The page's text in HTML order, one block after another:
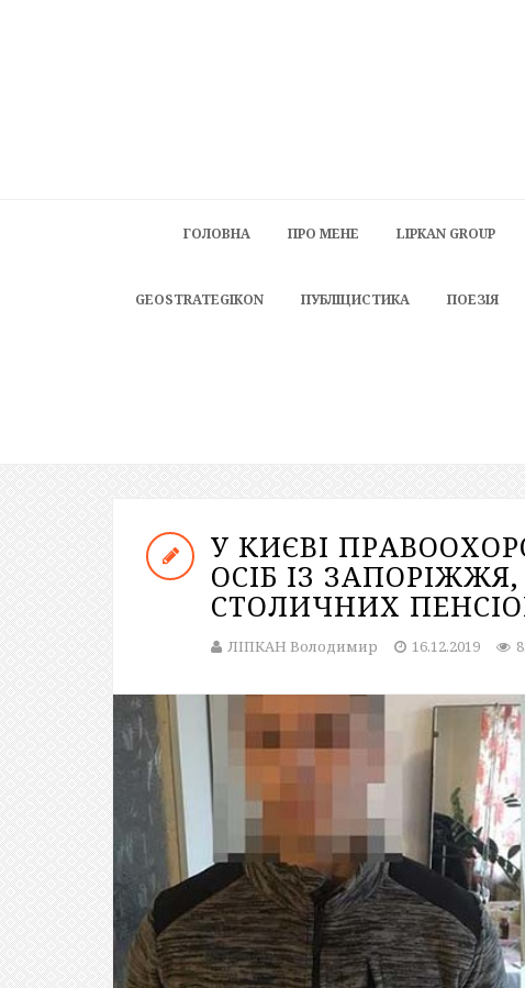
ГОЛОВНА ПРО МЕНЕ LIPKAN GROUP
GEOSTRATEGIKON ПУБЛІЦИСТИКА ПОЕЗІЯ
У КИЄВІ
ОСІБ ІЗ
СТОЛИЧНИХ
ЛІПКАН Володимир 16.12.2019